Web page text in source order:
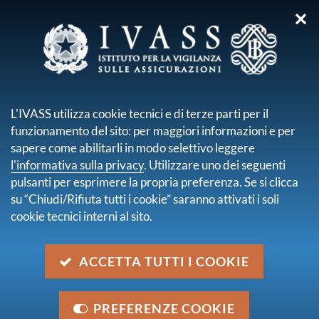
sei qui:
ONIX ASIGURARI S.A.
Ultimo aggiornamento 13 febbraio 2025
Condividi su:
COMUNICATI STAMPA
✕
L'IVASS utilizza cookie tecnici e di terze parti per il
funzionamento del sito: per maggiori informazioni e per
sapere come abilitarli in modo selettivo leggere
l'informativa sulla privacy. Utilizzare uno dei seguenti
pulsanti per esprimere la propria preferenza. Se si clicca
su “Chiudi/Rifiuta tutti i cookie” saranno attivati i soli
cookie tecnici interni al sito.
ACCETTA TUTTI I COOKIE
PREFERENZE COOKIE